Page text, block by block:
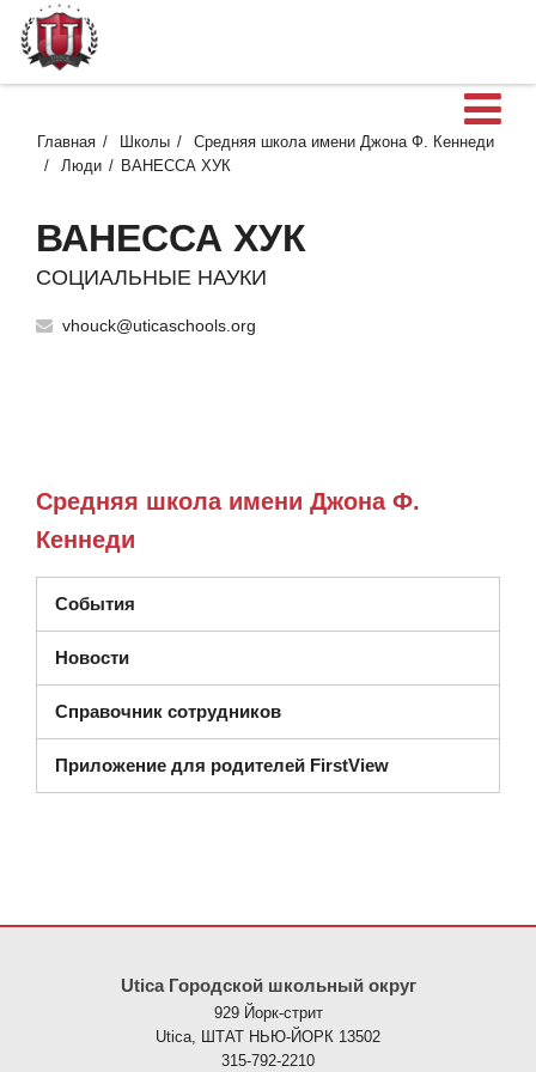
Главная Школы
Средняя школа имени Джона Ф. Кеннеди
Люди
ВАНЕССА ХУК
ВАНЕССА ХУК
СОЦИАЛЬНЫЕ НАУКИ
vhouck@uticaschools.org
Средняя школа имени Джона Ф.
Кеннеди
События
Новости
Справочник сотрудников
Приложение для родителей FirstView
Utica Городской школьный округ
929 Йорк-стрит
Utica, ШТАТ НЬЮ-ЙОРК 13502
315-792-2210